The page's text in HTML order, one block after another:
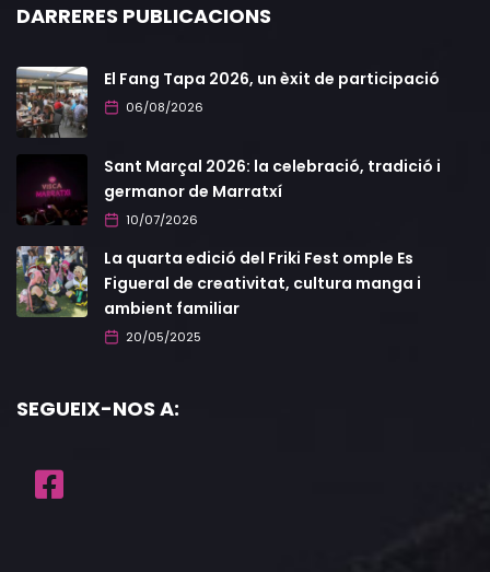
DARRERES PUBLICACIONS
El Fang Tapa 2026, un èxit de participació
06/08/2026
Sant Marçal 2026: la celebració, tradició i
germanor de Marratxí
10/07/2026
La quarta edició del Friki Fest omple Es
Figueral de creativitat, cultura manga i
ambient familiar
20/05/2025
SEGUEIX-NOS A: